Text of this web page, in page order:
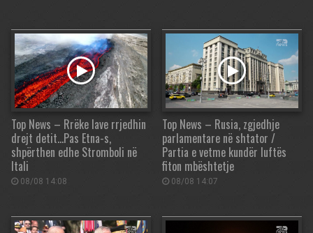
Top News – Rrëke lave rrjedhin
drejt detit…Pas Etna-s,
shpërthen edhe Stromboli në
Itali
08/08 14:08
Top News – Rusia, zgjedhje
parlamentare në shtator /
Partia e vetme kundër luftës
fiton mbështetje
08/08 14:07